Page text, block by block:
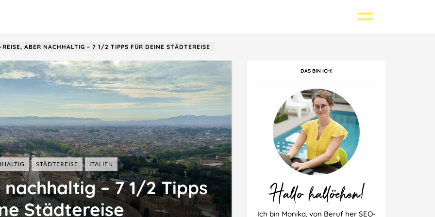
Frankreich Griechenland
Italien Kroatien
Österreich Polen
Schweiz Spanien
Ungarn
Malaysia Singapur
Taiwan Thailand
USA
REISE, ABER NACHHALTIG – 7 1/2 TIPPS FÜR DEINE STÄDTEREISE
STÄDTEREISE ITALIEN
– 7 1/2 Tipps
Städtereise
DAS BIN ICH!
Hallo hallöchen!
Ich bin Monika, von Beruf her SEO-